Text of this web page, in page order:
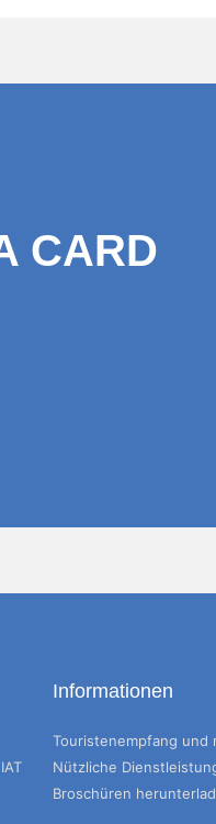
CARD
Informationen
Touristenempfang und
Nützliche
Broschüren